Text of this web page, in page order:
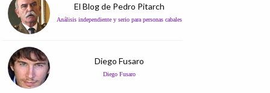
El Blog de Pedro Pitarch
Análisis independiente y serio para personas cabales
Diego Fusaro
Diego Fusaro